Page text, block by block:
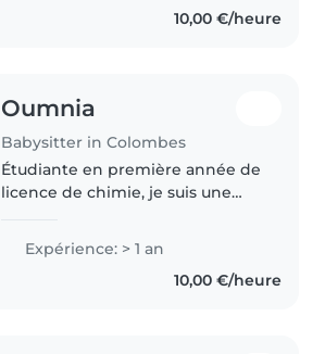
10,00 €/heure
Oumnia
Babysitter in Colombes
Étudiante en première année de
licence de chimie, je suis une
bienveillante. J'apprécie le
contact avec les enfants et je
suis toujours à leur écoute...
Expérience: > 1 an
10,00 €/heure